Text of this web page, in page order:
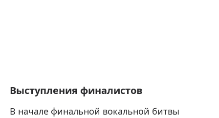
Выступления финалистов
В начале финальной вокальной битвы